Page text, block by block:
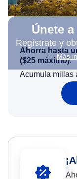
Únete
Regístrate y
Más
Ahorra hasta
($25 máximo).
Acumula millas